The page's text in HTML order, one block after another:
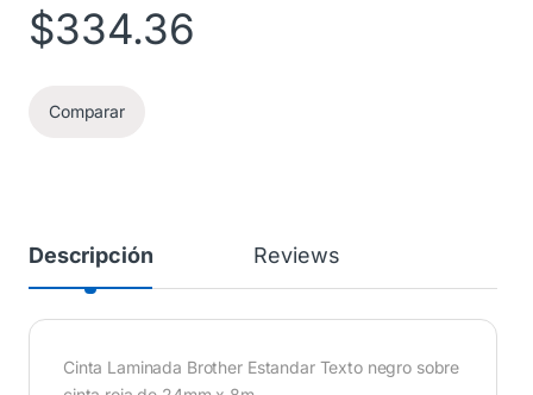
$334.36
Comparar
Descripción Reviews
Cinta Laminada Brother Estandar Texto negro sobre